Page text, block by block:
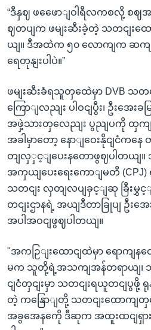
“ဒီနှဈ ဖဖေောျဝါရီလကစလို့ စဈအာ
ဈတပျက ဖမျးဆီးခဲ့တဲ့ သတငျးထေ
ယျ။ ဒီအထဲက ၅၀ လောကျက ဆကျပွီ
ရေတုနျးပါပဲ။”
ဖမျးဆီးခံရသူတှထေဲမှာ DVB သတင
ကြောျလညျး ပါဝငျပွီး၊ ဦးအေးခ
အဖှဲ့သားတှလေညျး ပွညျပကို ထှကျပွ
အခါမှာတော့ နောျဝေးနိုငျငံက
တျလှှင့ျပေးနတောဖွဈပါတယျ။
အကှယျပေးရေးကောျမတီ (CPJ)
သတငျး လှတျလပျခှင့ျဆု ခြီးမွှ
တငျးဌာနရဲ့ အယျဒီတာခြုပျ ဦးအေ
အပါအဝငျဖွဈပါတယျ။
"အကဉြျးထောငျထဲမှာ ရောကျ
မက သူတို့ရဲ့အသကျအန်တရာယျ၊ သူ
ငျငံတှငျးမှာ သတငျးရယူတငျပွဖို့
တဲ့ ကနြောျတို့ သတငျးထောကျတှ
အခွအေနကေို ဒီဆုက အထူးထငျရှာ